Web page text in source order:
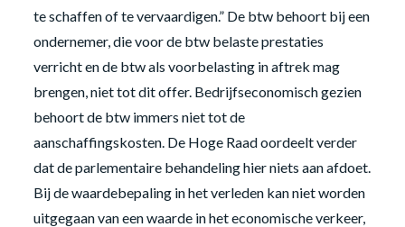
te schaffen of te vervaardigen.” De btw behoort bij een
ondernemer, die voor de btw belaste prestaties
verricht en de btw als voorbelasting in aftrek mag
brengen, niet tot dit offer. Bedrijfseconomisch gezien
behoort de btw immers niet tot de
aanschaffingskosten. De Hoge Raad oordeelt verder
dat de parlementaire behandeling hier niets aan afdoet.
Bij de waardebepaling in het verleden kan niet worden
uitgegaan van een waarde in het economische verkeer,